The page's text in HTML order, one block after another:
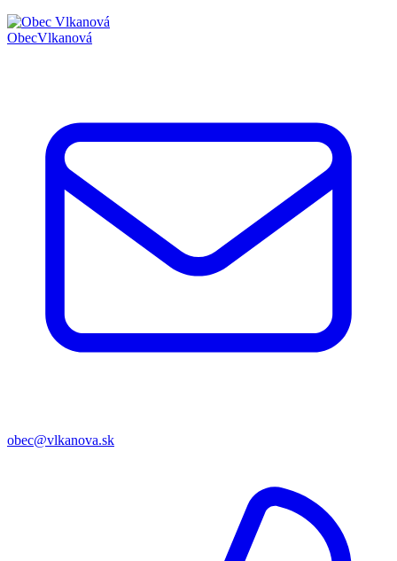
ObecVlkanová
obec@vlkanova.sk